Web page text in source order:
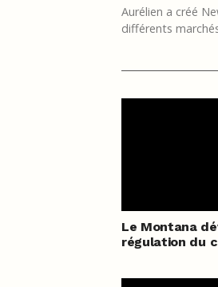
Aurélien a créé
différents
Le Montana
régulation du